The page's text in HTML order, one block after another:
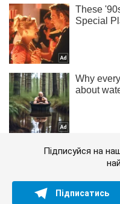
Підписуйся на
Підписатись